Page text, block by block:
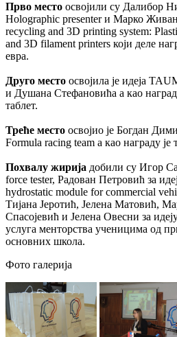
Прво место освојили су Далибор
Holographic presenter и Марко
recycling and 3D printing system:
and 3D filament printers који деле
евра.
Друго место освојила је идеја
и Душана Стефановића а као
таблет.
Треће место освојио је Богдан
Formula racing team а као награду је
Похвалу жирија добили су Игор
force tester, Радован Петровић за
hydrostatic module for commercial
Тијана Јеротић, Јелена Матовић,
Спасојевић и Јелена Овесни за
услуга менторства ученицима од
основних школа.
Фото галерија